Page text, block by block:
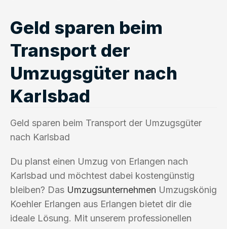
Geld sparen beim
Transport der
Umzugsgüter nach
Karlsbad
Geld sparen beim Transport der Umzugsgüter
nach Karlsbad
Du planst einen Umzug von Erlangen nach
Karlsbad und möchtest dabei kostengünstig
bleiben? Das Umzugsunternehmen Umzugskönig
Koehler Erlangen aus Erlangen bietet dir die
ideale Lösung. Mit unserem professionellen